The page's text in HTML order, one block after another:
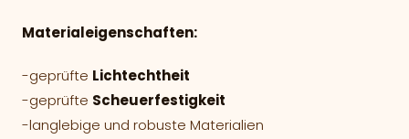
Materialeigenschaften:
-geprüfte Lichtechtheit
-geprüfte Scheuerfestigkeit
-langlebige und robuste Materialien